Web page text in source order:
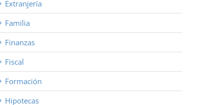
Extranjería
Familia
Finanzas
Fiscal
Formación
Hipotecas